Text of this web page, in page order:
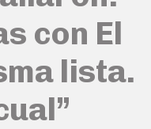
con El
lista.